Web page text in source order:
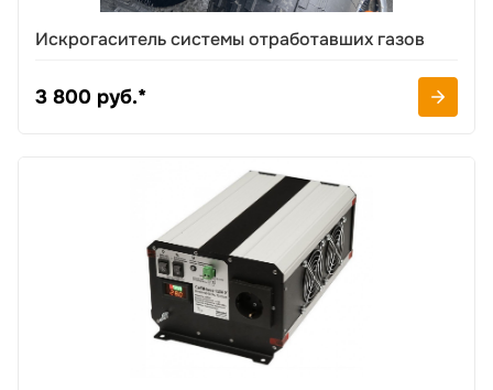
Искрогаситель системы отработавших газов
3 800 руб.*